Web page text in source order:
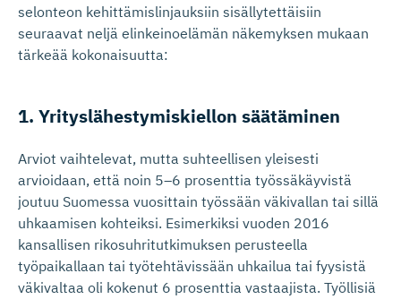
selonteon kehittämislinjauksiin sisällytettäisiin
seuraavat neljä elinkeinoelämän näkemyksen mukaan
tärkeää kokonaisuutta:
1. Yrityslähes­ty­mis­kiellon säätäminen
Arviot vaihtelevat, mutta suhteellisen yleisesti
arvioidaan, että noin 5–6 prosenttia työssäkäyvistä
joutuu Suomessa vuosittain työssään väkivallan tai sillä
uhkaamisen kohteiksi. Esimerkiksi vuoden 2016
kansallisen rikosuhritutkimuksen perusteella
työpaikallaan tai työtehtävissään uhkailua tai fyysistä
väkivaltaa oli kokenut 6 prosenttia vastaajista. Työllisiä